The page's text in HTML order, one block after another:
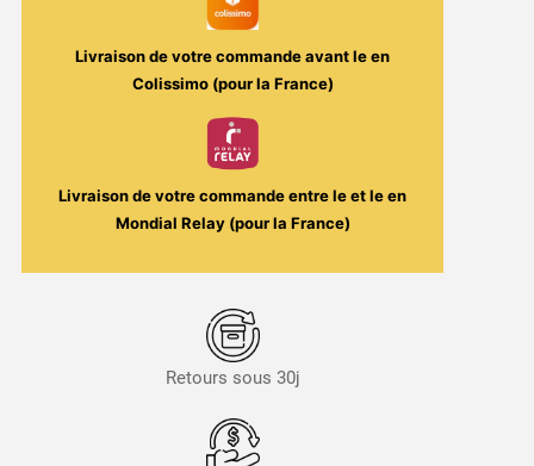
Livraison de votre commande avant leen
Colissimo (pour la France)
Livraison de votre commande entre leet leen
Mondial Relay (pour la France)
Retours sous 30j